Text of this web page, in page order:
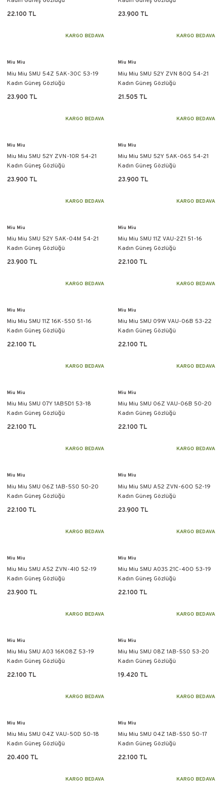
22.100 TL
KARGO BEDAVA
23.900 TL
KARGO BEDAVA
Miu Miu
Miu Miu SMU 54Z 5AK-30C 53-19
Kadın Güneş Gözlüğü
23.900 TL
KARGO BEDAVA
Miu Miu
Miu Miu SMU 52Y ZVN 80Q 54-21
Kadın Güneş Gözlüğü
21.505 TL
KARGO BEDAVA
Miu Miu
Miu Miu SMU 52Y ZVN-10R 54-21
Kadın Güneş Gözlüğü
23.900 TL
KARGO BEDAVA
Miu Miu
Miu Miu SMU 52Y 5AK-06S 54-21
Kadın Güneş Gözlüğü
23.900 TL
KARGO BEDAVA
Miu Miu
Miu Miu SMU 52Y 5AK-04M 54-21
Kadın Güneş Gözlüğü
23.900 TL
KARGO BEDAVA
Miu Miu
Miu Miu SMU 11Z VAU-2Z1 51-16
Kadın Güneş Gözlüğü
22.100 TL
KARGO BEDAVA
Miu Miu
Miu Miu SMU 11Z 16K-5S0 51-16
Kadın Güneş Gözlüğü
22.100 TL
KARGO BEDAVA
Miu Miu
Miu Miu SMU 09W VAU-06B 53-22
Kadın Güneş Gözlüğü
22.100 TL
KARGO BEDAVA
Miu Miu
Miu Miu SMU 07Y 1AB5D1 53-18
Kadın Güneş Gözlüğü
22.100 TL
KARGO BEDAVA
Miu Miu
Miu Miu SMU 06Z VAU-06B 50-20
Kadın Güneş Gözlüğü
22.100 TL
KARGO BEDAVA
Miu Miu
Miu Miu SMU 06Z 1AB-5S0 50-20
Kadın Güneş Gözlüğü
22.100 TL
KARGO BEDAVA
Miu Miu
Miu Miu SMU A52 ZVN-60O 52-19
Kadın Güneş Gözlüğü
23.900 TL
KARGO BEDAVA
Miu Miu
Miu Miu SMU A52 ZVN-4I0 52-19
Kadın Güneş Gözlüğü
23.900 TL
KARGO BEDAVA
Miu Miu
Miu Miu SMU A03S 21C-40O 53-19
Kadın Güneş Gözlüğü
22.100 TL
KARGO BEDAVA
Miu Miu
Miu Miu SMU A03 16K08Z 53-19
Kadın Güneş Gözlüğü
22.100 TL
KARGO BEDAVA
Miu Miu
Miu Miu SMU 08Z 1AB-5S0 53-20
Kadın Güneş Gözlüğü
19.420 TL
KARGO BEDAVA
Miu Miu
Miu Miu SMU 04Z VAU-50D 50-18
Kadın Güneş Gözlüğü
20.400 TL
KARGO BEDAVA
Miu Miu
Miu Miu SMU 04Z 1AB-5S0 50-17
Kadın Güneş Gözlüğü
22.100 TL
KARGO BEDAVA